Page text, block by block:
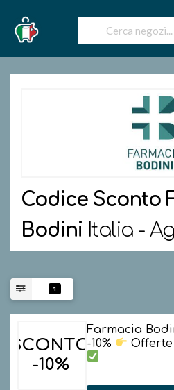
Codice Sconto
Bodini Italia -
1
SCONTO
-10%
Farmacia
-10%
Offerte